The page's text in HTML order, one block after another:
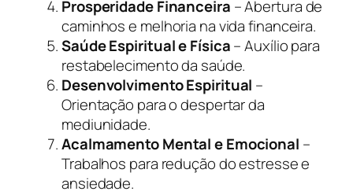
Prosperidade Financeira – Abertura de
caminhos e melhoria na vida financeira.
Saúde Espiritual e Física– Auxílio para
restabelecimento da saúde.
Desenvolvimento Espiritual –
Orientação para o despertar da
mediunidade.
Acalmamento Mental e Emocional –
Trabalhos para redução do estresse e
ansiedade.